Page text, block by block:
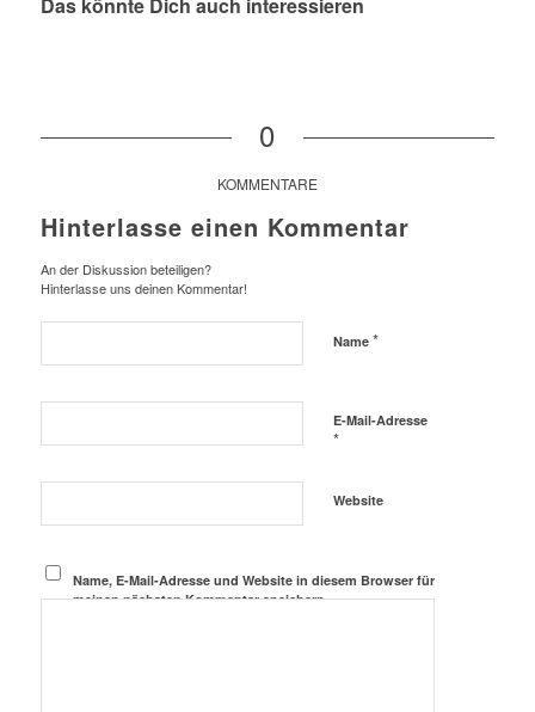
0
KOMMENTARE
Hinterlasse einen Kommentar
An der Diskussion beteiligen?
Hinterlasse uns deinen Kommentar!
Name *
E-Mail-Adresse
*
Website
Name, E-Mail-Adresse und Website in diesem Browser für
meinen nächsten Kommentar speichern.